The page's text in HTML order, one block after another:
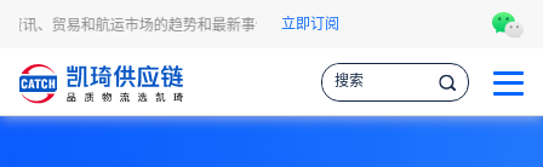
讯、贸易和航运市场的趋势和最新事件，让您掌握各种情报，作出更明智的供应
立即订阅